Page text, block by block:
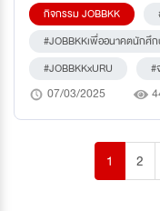
กิจกรรม JOBBKK
#JOBBKKเพื่ออนาคตนักศึ
#JOBBKKxURU
#
07/03/2025
1 2